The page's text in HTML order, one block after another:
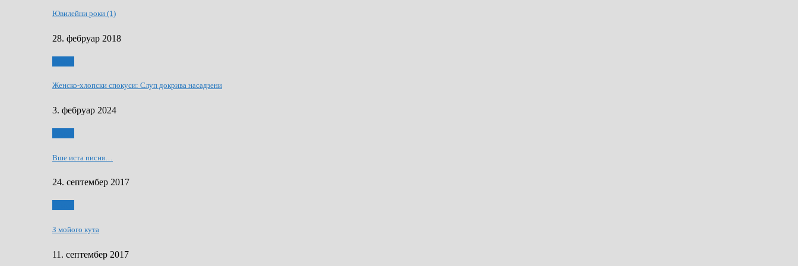
Ювилейни роки (1)
28. фебруар 2018
Женско-хлопски спокуси: Слуп докрива насадзени
3. фебруар 2024
Вше иста писня…
24. септембер 2017
З мойого кута
11. септембер 2017